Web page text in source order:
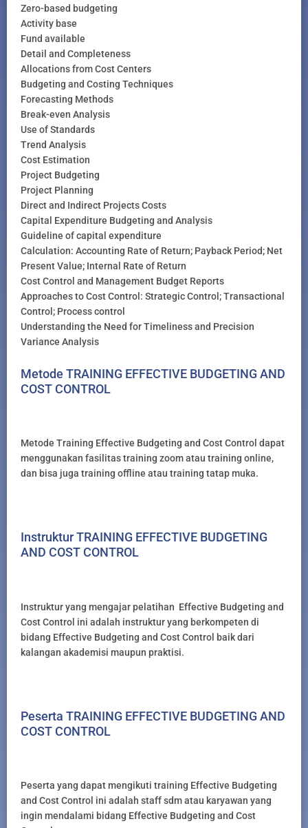
Zero-based budgeting
Activity base
Fund available
Detail and Completeness
Allocations from Cost Centers
Budgeting and Costing Techniques
Forecasting Methods
Break-even Analysis
Use of Standards
Trend Analysis
Cost Estimation
Project Budgeting
Project Planning
Direct and Indirect Projects Costs
Capital Expenditure Budgeting and Analysis
Guideline of capital expenditure
Calculation: Accounting Rate of Return; Payback Period; Net
Present Value; Internal Rate of Return
Cost Control and Management Budget Reports
Approaches to Cost Control: Strategic Control; Transactional
Control; Process control
Understanding the Need for Timeliness and Precision
Variance Analysis
Metode TRAINING EFFECTIVE BUDGETING AND
COST CONTROL
Metode Training Effective Budgeting and Cost Control dapat
menggunakan fasilitas training zoom atau training online,
dan bisa juga training offline atau training tatap muka.
Instruktur TRAINING EFFECTIVE BUDGETING
AND COST CONTROL
Instruktur yang mengajar pelatihan Effective Budgeting and
Cost Control ini adalah instruktur yang berkompeten di
bidang Effective Budgeting and Cost Control baik dari
kalangan akademisi maupun praktisi.
Peserta TRAINING EFFECTIVE BUDGETING AND
COST CONTROL
Peserta yang dapat mengikuti training Effective Budgeting
and Cost Control ini adalah staff sdm atau karyawan yang
ingin mendalami bidang Effective Budgeting and Cost